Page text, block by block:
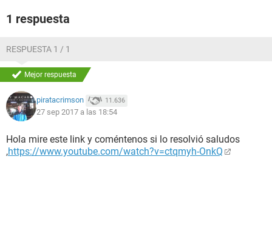
1 respuesta
RESPUESTA 1 / 1
Mejor respuesta
piratacrimson 11.636
27 sep 2017 a las 18:54
Hola mire este link y coméntenos si lo resolvió saludos
,https://www.youtube.com/watch?v=ctqmyh-OnkQ